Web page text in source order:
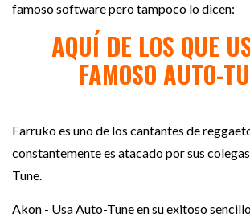
famoso software pero tampoco lo dicen:
AQUÍ DE LOS QUE
FAMOSO AUTO-
Farruko es uno de los cantantes de
constantemente es atacado por sus
Tune.
Akon - Usa Auto-Tune en su exitoso sencillo